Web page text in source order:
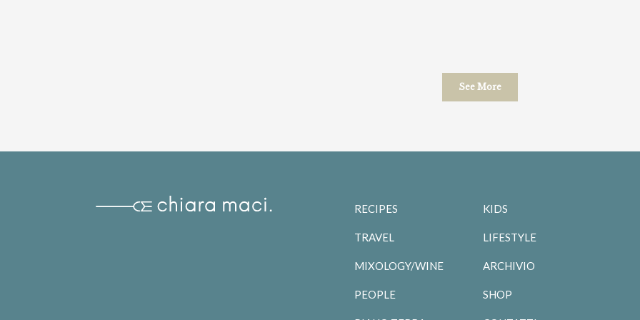
See More
RECIPES
TRAVEL
MIXOLOGY/WINE
PEOPLE
KIDS
LIFESTYLE
ARCHIVIO
SHOP